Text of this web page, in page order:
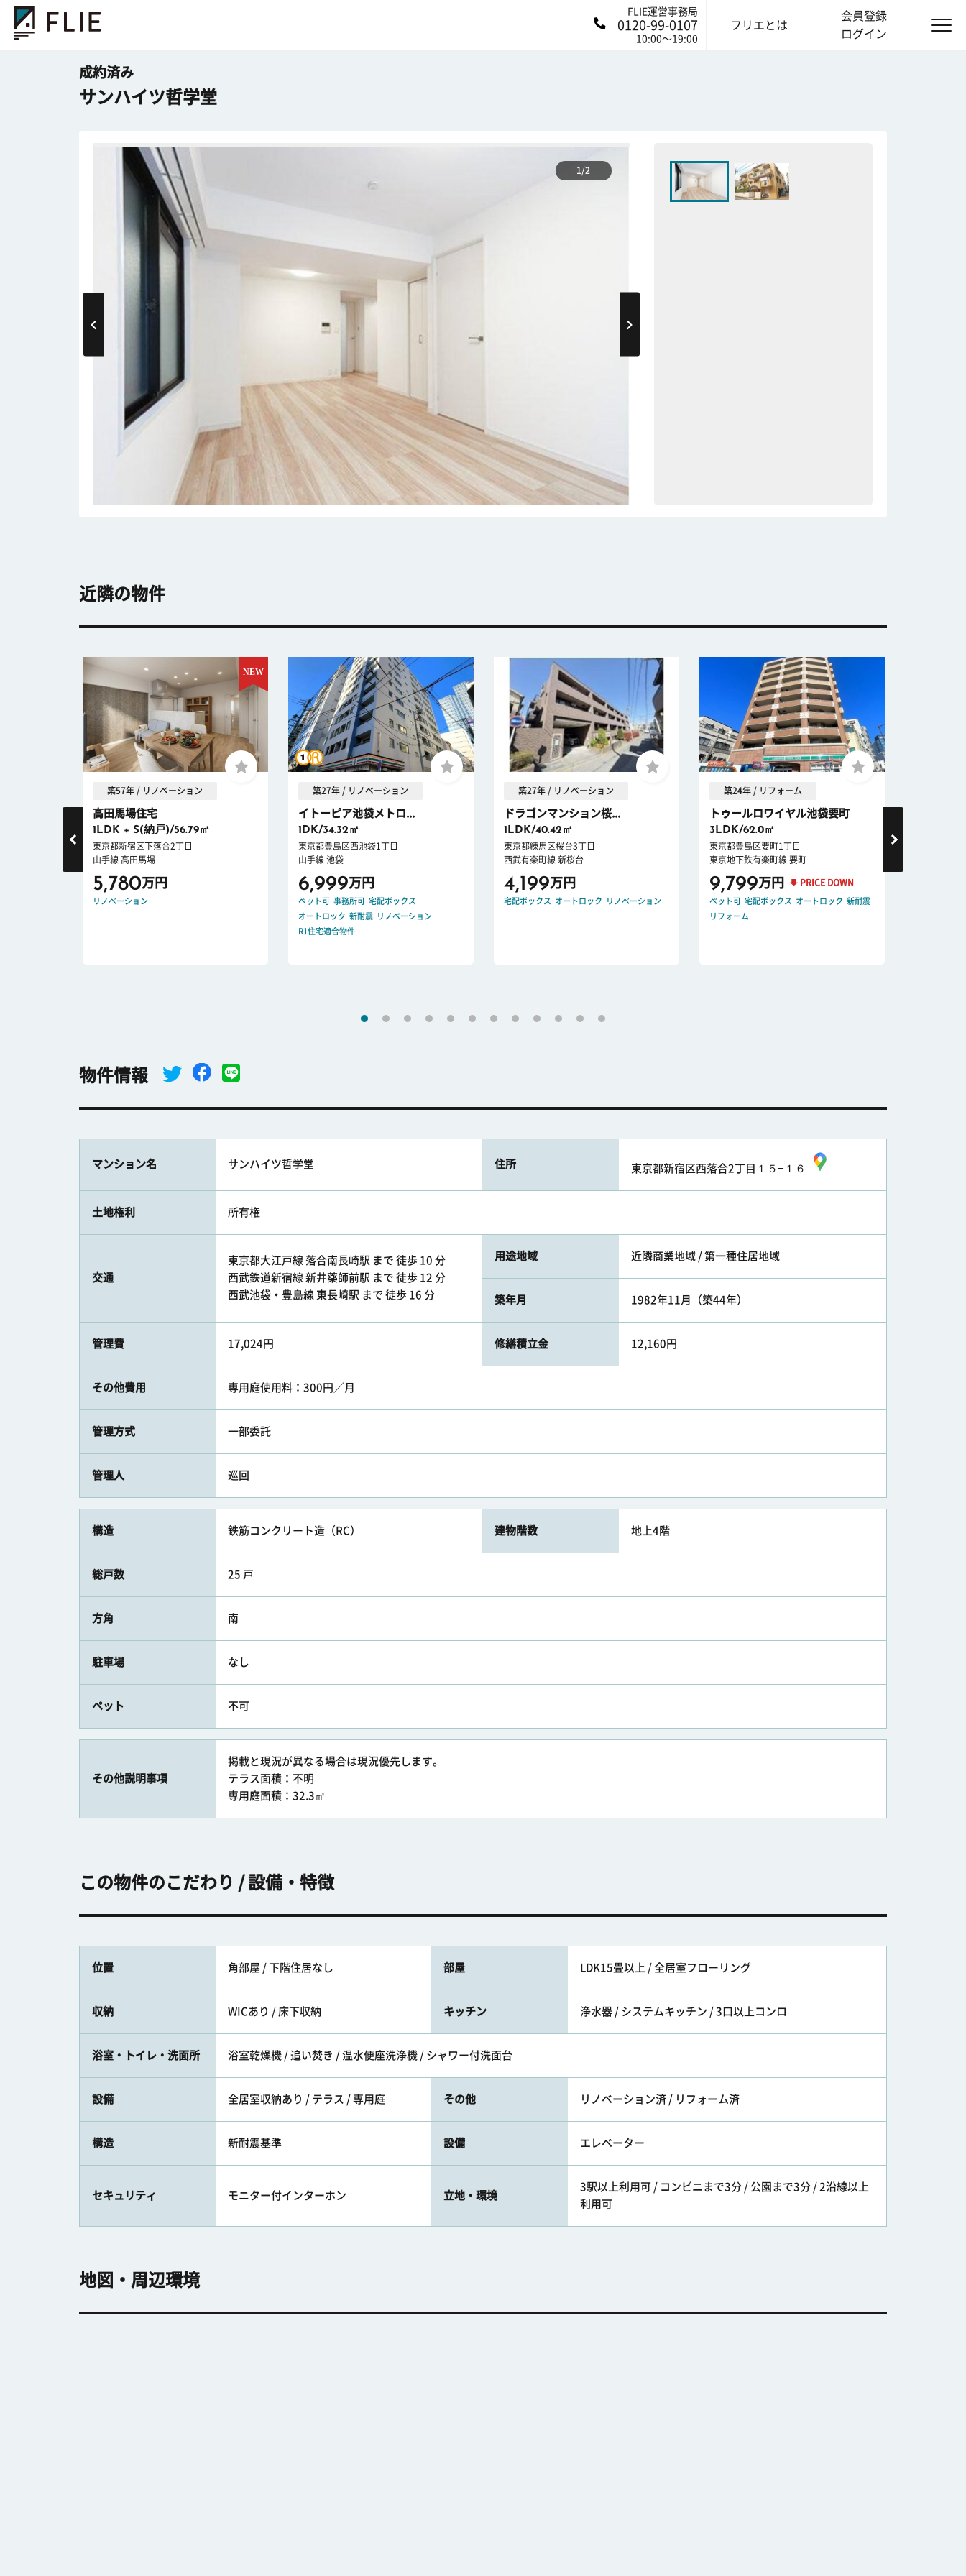
FLIE運営事務局
0120-99-0107
10:00〜19:00
フリエとは
会員登録
ログイン
成約済み
サンハイツ哲学堂
1/2
近隣の物件
築57年 / リノベーション
高田馬場住宅
1LDK + S(納戸)/56.79㎡
東京都新宿区下落合2丁目
山手線 高田馬場
5,780万円
リノベーション
築27年 / リノベーション
イトーピア池袋メトロ...
1DK/34.32㎡
東京都豊島区西池袋1丁目
山手線 池袋
6,999万円
ペット可 事務所可 宅配ボックス
オートロック 新耐震
リノベーション
R1住宅適合物件
築27年 / リノベーション
ドラゴンマンション桜...
1LDK/40.42㎡
東京都練馬区桜台3丁目
西武有楽町線 新桜台
4,199万円
宅配ボックス オートロック リノベーション
築24年 / リフォーム
トゥールロワイヤル池袋要町
3LDK/62.0㎡
東京都豊島区要町1丁目
東京地下鉄有楽町線 要町
9,799万円 PRICE DOWN
ペット可 宅配ボックス オートロック 新耐震
リフォーム
物件情報
マンション名 サンハイツ哲学堂 住所 東京都新宿区西落合2丁目１５−１６
土地権利 所有権
交通
東京都大江戸線 落合南長崎駅 まで 徒歩 10 分
西武鉄道新宿線 新井薬師前駅 まで 徒歩 12 分
西武池袋・豊島線 東長崎駅 まで 徒歩 16 分
用途地域 近隣商業地域 / 第一種住居地域
築年月 1982年11月（築44年）
管理費 17,024円 修繕積立金 12,160円
その他費用 専用庭使用料：300円／月
管理方式 一部委託
管理人 巡回
構造 鉄筋コンクリート造（RC） 建物階数 地上4階
総戸数 25 戸
方角 南
駐車場 なし
ペット 不可
その他説明事項
掲載と現況が異なる場合は現況優先します。
テラス面積：不明
専用庭面積：32.3㎡
この物件のこだわり / 設備・特徴
位置 角部屋 / 下階住居なし 部屋 LDK15畳以上 / 全居室フローリング
収納 WICあり / 床下収納 キッチン 浄水器 / システムキッチン / 3口以上コンロ
浴室・トイレ・洗面所 浴室乾燥機 / 追い焚き / 温水便座洗浄機 / シャワー付洗面台
設備 全居室収納あり / テラス / 専用庭 その他 リノベーション済 / リフォーム済
構造 新耐震基準 設備 エレベーター
セキュリティ モニター付インターホン 立地・環境
3駅以上利用可 / コンビニまで3分 / 公園まで3分 / 2沿線以上
利用可
地図・周辺環境